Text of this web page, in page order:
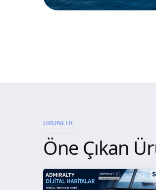
ÜRÜNLER
Öne Çıkan